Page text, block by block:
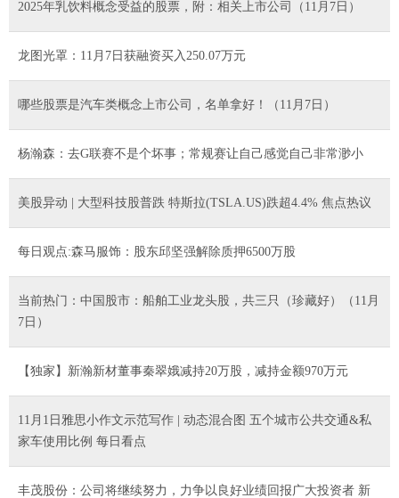
2025年乳饮料概念受益的股票，附：相关上市公司（11月7日）
龙图光罩：11月7日获融资买入250.07万元
哪些股票是汽车类概念上市公司，名单拿好！（11月7日）
杨瀚森：去G联赛不是个坏事；常规赛让自己感觉自己非常渺小
美股异动 | 大型科技股普跌 特斯拉(TSLA.US)跌超4.4% 焦点热议
每日观点:森马服饰：股东邱坚强解除质押6500万股
当前热门：中国股市：船舶工业龙头股，共三只（珍藏好）（11月
7日）
【独家】新瀚新材董事秦翠娥减持20万股，减持金额970万元
11月1日雅思小作文示范写作 | 动态混合图 五个城市公共交通&私
家车使用比例 每日看点
丰茂股份：公司将继续努力，力争以良好业绩回报广大投资者 新